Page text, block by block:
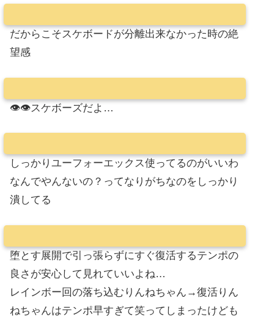
だからこそスケボードが分離出来なかった時の絶
望感
👁👁スケボーズだよ…
しっかりユーフォーエックス使ってるのがいいわ
なんでやんないの？ってなりがちなのをしっかり
潰してる
堕とす展開で引っ張らずにすぐ復活するテンポの
良さが安心して見れていいよね…
レインボー回の落ち込むりんねちゃん→復活りん
ねちゃんはテンポ早すぎて笑ってしまったけども